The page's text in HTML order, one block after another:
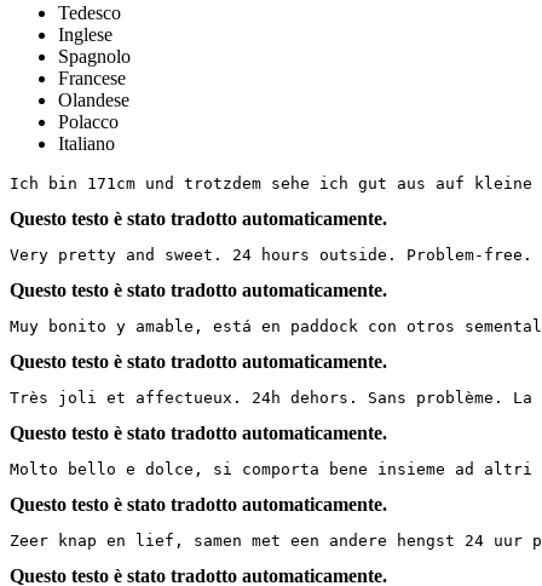
Tedesco
Inglese
Spagnolo
Francese
Olandese
Polacco
Italiano
Ich bin 171cm und trotzdem sehe ich gut aus auf
Questo testo è stato tradotto automaticamente.
Very pretty and sweet. 24 hours outside. Problem-
Questo testo è stato tradotto automaticamente.
Muy bonito y amable, está en paddock con otros
Questo testo è stato tradotto automaticamente.
Très joli et affectueux. 24h dehors. Sans problème.
Questo testo è stato tradotto automaticamente.
Molto bello e dolce, si comporta bene insieme ad
Questo testo è stato tradotto automaticamente.
Zeer knap en lief, samen met een andere hengst 24
Questo testo è stato tradotto automaticamente.